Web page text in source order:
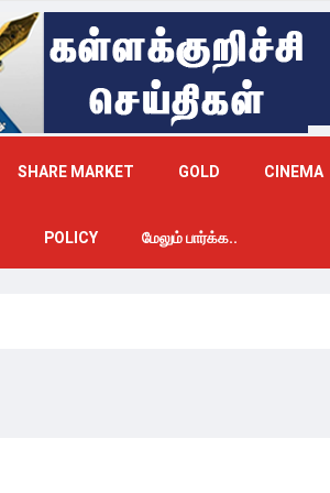
SHARE MARKET GOLD CINEMA
POLICY மேலும் பார்க்க..